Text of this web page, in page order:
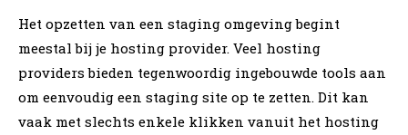
Het opzetten van een staging omgeving begint
meestal bij je hosting provider. Veel hosting
providers bieden tegenwoordig ingebouwde tools aan
om eenvoudig een staging site op te zetten. Dit kan
vaak met slechts enkele klikken vanuit het hosting